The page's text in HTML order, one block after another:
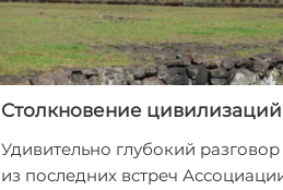
Столкновение цивилизаций
Удивительно глубокий
из последних встреч